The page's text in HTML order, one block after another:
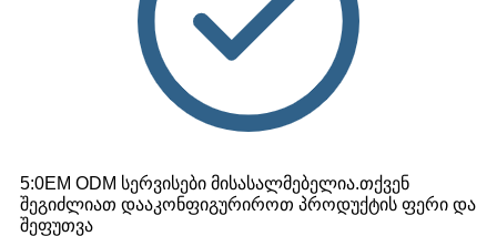
5:0EM ODM სერვისები მისასალმებელია.თქვენ
შეგიძლიათ დააკონფიგურიროთ პროდუქტის ფერი და
შეფუთვა